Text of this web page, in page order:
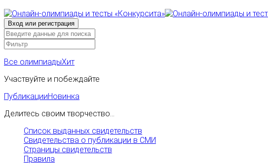
Все олимпиадыХит
Участвуйте и побеждайте
ПубликацииНовинка
Делитесь своим творчество...
Список выданных свидетельств
Свидетельства о публикации в СМИ
Страницы свидетельств
Правила